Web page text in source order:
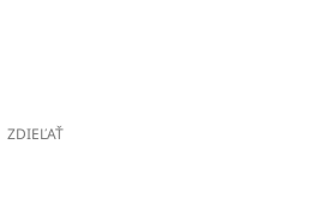
ZDIEĽAŤ